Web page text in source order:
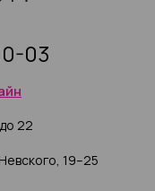
19–25
22
03